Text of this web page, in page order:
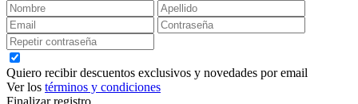
Quiero recibir descuentos exclusivos y novedades por email
Ver los términos y condiciones
Finalizar registro